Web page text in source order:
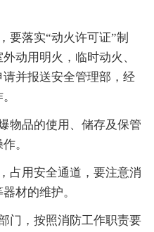
要落实“动火许可证”制
动用明火，临时动火、
并报送安全管理部，经
物品的使用、储存及保管
。
占用安全通道，要注意消
材的维护。
门，按照消防工作职责要